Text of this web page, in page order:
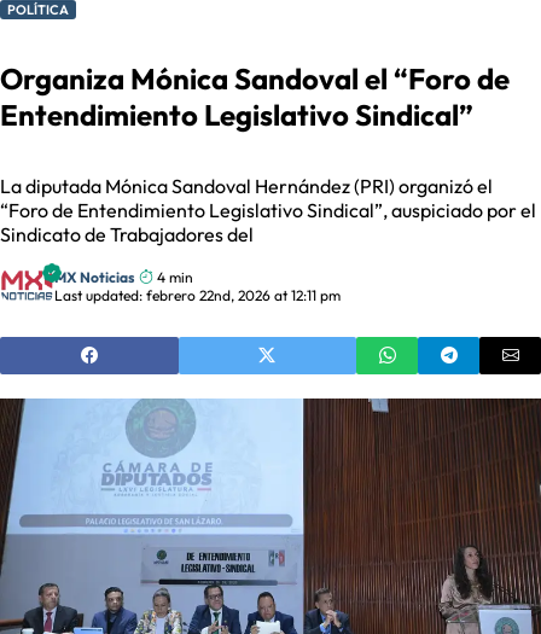
POLÍTICA
Organiza Mónica Sandoval el “Foro de
Entendimiento Legislativo Sindical”
La diputada Mónica Sandoval Hernández (PRI) organizó el
“Foro de Entendimiento Legislativo Sindical”, auspiciado por el
Sindicato de Trabajadores del
MX Noticias
4 min
Last updated: febrero 22nd, 2026 at 12:11 pm